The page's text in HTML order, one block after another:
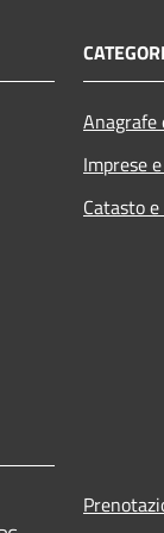
Imprese
Catasto